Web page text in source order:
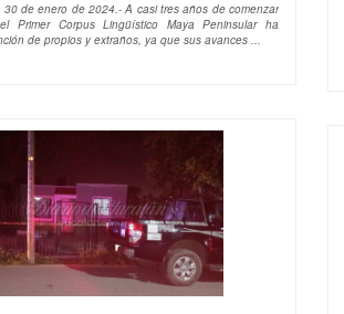
30 de enero de 2024.- A casi tres años de comenzar
Primer Corpus Lingüístico Maya Peninsular ha
de propios y extraños, ya que sus avances ...